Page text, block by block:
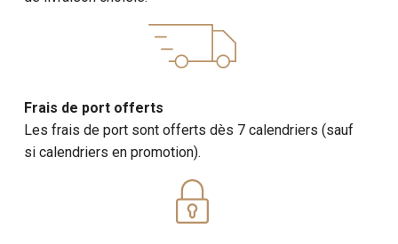
Frais de port offerts
Les frais de port sont offerts dès 7 calendriers (sauf
si calendriers en promotion).